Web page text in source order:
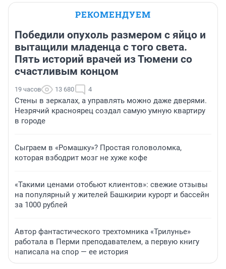
РЕКОМЕНДУЕМ
Победили опухоль размером с яйцо и
вытащили младенца с того света.
Пять историй врачей из Тюмени со
счастливым концом
19 часов 13 680 4
Стены в зеркалах, а управлять можно даже дверями.
Незрячий красноярец создал самую умную квартиру
в городе
Сыграем в «Ромашку»? Простая головоломка,
которая взбодрит мозг не хуже кофе
«Такими ценами отобьют клиентов»: свежие отзывы
на популярный у жителей Башкирии курорт и бассейн
за 1000 рублей
Автор фантастического трехтомника «Трилунье»
работала в Перми преподавателем, а первую книгу
написала на спор — ее история